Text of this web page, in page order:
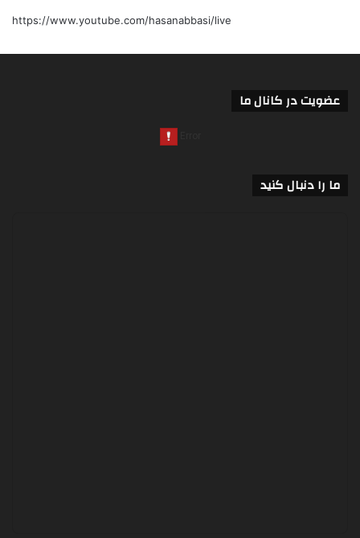
https://www.youtube.com/hasanabbasi/live
عضویت در کانال ما
ما را دنبال کنید